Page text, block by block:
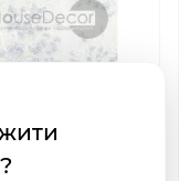
Sintra Premiere
vol.2 840009